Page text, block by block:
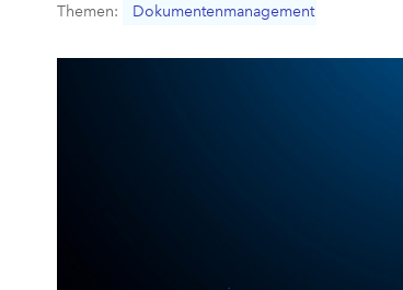
Themen: Dokumentenmanagement